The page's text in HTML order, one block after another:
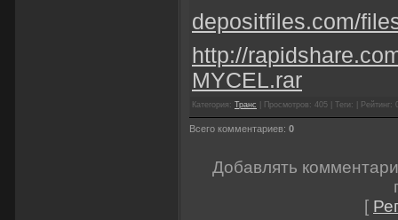
depositfiles.com/
http://
MYCEL.rar
Категория: Транс | Просмотров: 405 | Теги: | Рейтинг:
Всего комментариев: 0
Добавлять
[